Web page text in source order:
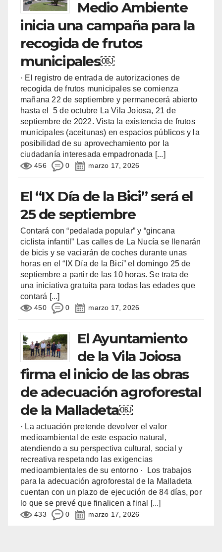
Medio Ambiente
inicia una campaña para la
recogida de frutos
municipales￼
· El registro de entrada de autorizaciones de
recogida de frutos municipales se comienza
mañana 22 de septiembre y permanecerá abierto
hasta el 5 de octubre La Vila Joiosa, 21 de
septiembre de 2022. Vista la existencia de frutos
municipales (aceitunas) en espacios públicos y la
posibilidad de su aprovechamiento por la
ciudadanía interesada empadronada [...]
456 0 marzo 17, 2026
El “IX Día de la Bici” será el
25 de septiembre
Contará con “pedalada popular” y “gincana
ciclista infantil” Las calles de La Nucía se llenarán
de bicis y se vaciarán de coches durante unas
horas en el “IX Día de la Bici” el domingo 25 de
septiembre a partir de las 10 horas. Se trata de
una iniciativa gratuita para todas las edades que
contará [...]
450 0 marzo 17, 2026
El Ayuntamiento
de la Vila Joiosa
firma el inicio de las obras
de adecuación agroforestal
de la Malladeta￼
· La actuación pretende devolver el valor
medioambiental de este espacio natural,
atendiendo a su perspectiva cultural, social y
recreativa respetando las exigencias
medioambientales de su entorno · Los trabajos
para la adecuación agroforestal de la Malladeta
cuentan con un plazo de ejecución de 84 días, por
lo que se prevé que finalicen a final
[...]
433 0 marzo 17, 2026